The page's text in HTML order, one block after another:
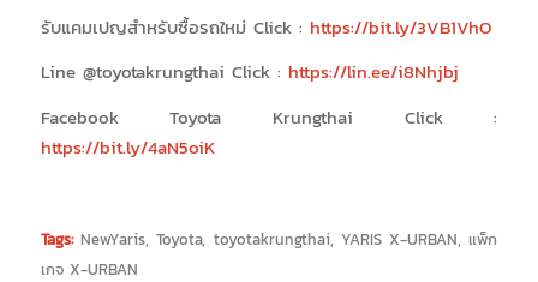
รับแคมเปญสำหรับซื้อรถใหม่ Click : https://bit.ly/3VB1VhO
Line @toyotakrungthai Click : https://lin.ee/i8Nhjbj
Facebook Toyota Krungthai Click :
https://bit.ly/4aN5oiK
Tags: NewYaris,Toyota, toyotakrungthai, YARIS X-URBAN,แพ็ก
เกจ X-URBAN